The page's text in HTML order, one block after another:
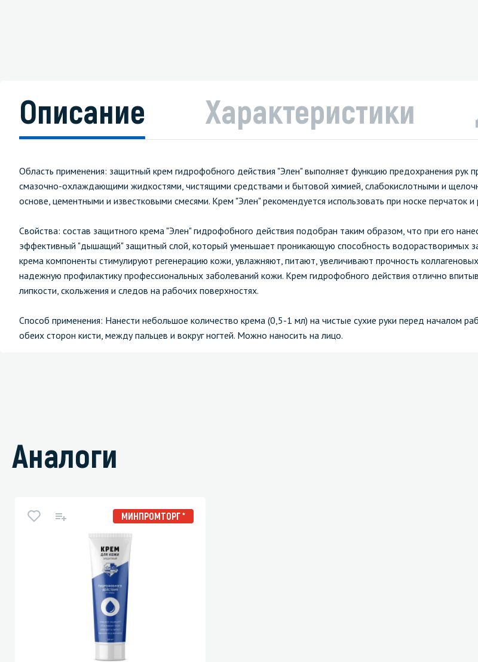
Описание Характеристики
Область применения: защитный крем гидрофобного действия "Элен" выполняет функцию предохранения рук
смазочно-охлаждающими жидкостями, чистящими средствами и бытовой химией, слабокислотными и
основе, цементными и известковыми смесями. Крем "Элен" рекомендуется использовать при носке перчаток
Свойства: состав защитного крема "Элен" гидрофобного действия подобран таким образом, что при его
эффективный "дышащий" защитный слой, который уменьшает проникающую способность водорастворимых
крема компоненты стимулируют регенерацию кожи, увлажняют, питают, увеличивают прочность
надежную профилактику профессиональных заболеваний кожи. Крем гидрофобного действия отлично
липкости, скольжения и следов на рабочих поверхностях.
Способ применения: Нанести небольшое количество крема (0,5-1 мл) на чистые сухие руки перед началом
обеих сторон кисти, между пальцев и вокруг ногтей. Можно наносить на лицо.
Аналоги
МИНПРОМТОРГ *